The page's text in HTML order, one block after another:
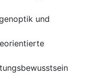
und